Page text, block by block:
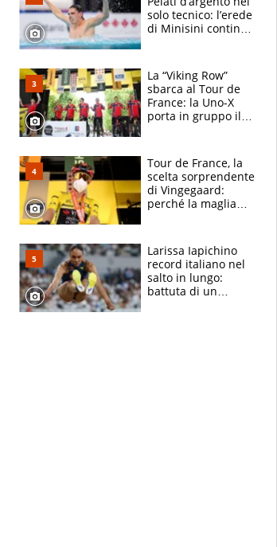
solo tecnico: l’erede
di Minisini continua
mirino
La “Viking Row”
sbarca al Tour de
France: la Uno-X
porta in gruppo il
compagni
Tour de France, la
scelta sorprendente
di Vingegaard:
perché la maglia
rischio da evitare
Larissa Iapichino
record italiano nel
salto in lungo:
battuta di un